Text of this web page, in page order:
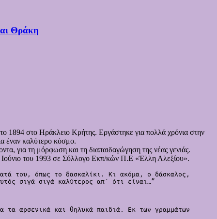
Θράκη
1894 στο Ηράκλειο Κρήτης. Εργάστηκε για πολλά χρόνια στην
έναν καλύτερο κόσμο.
για τη μόρφωση και τη διαπαιδαγώγηση της νέας γενιάς.
Ιούνιο του 1993 σε Σύλλογο Εκπ/κών Π.Ε «Έλλη Αλεξίου».
του, όπως το δασκαλίκι. Κι ακόμα, ο δάσκαλος,
σιγά-σιγά καλύτερος απ΄ ότι είναι…”
τα αρσενικά και θηλυκά παιδιά. Εκ των γραμμάτων